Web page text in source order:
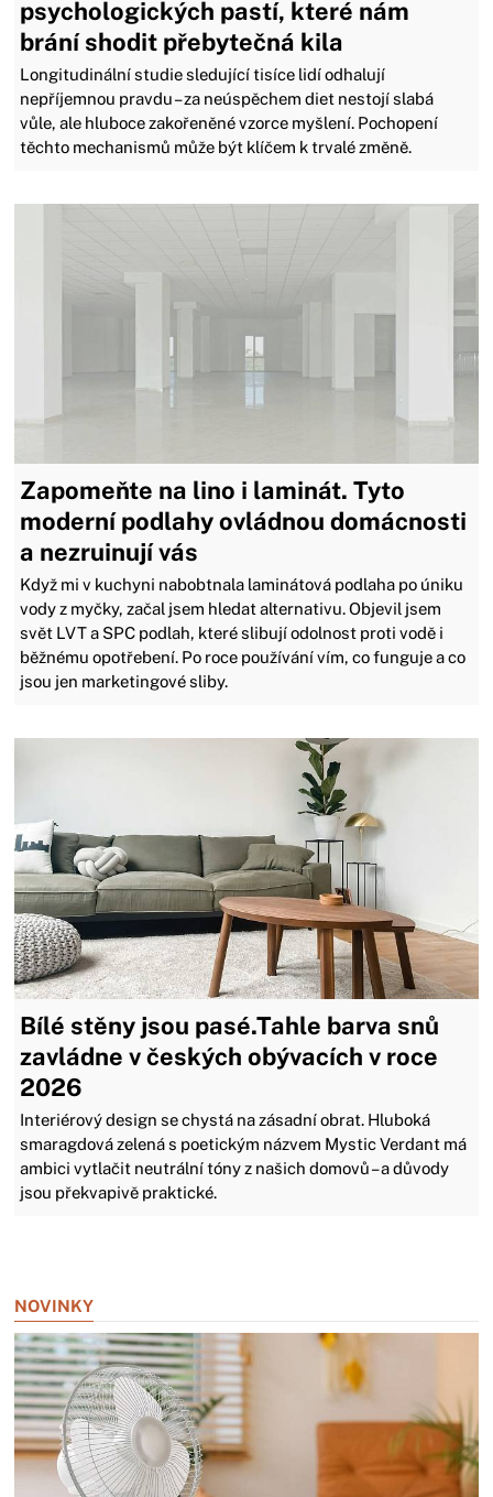
psychologických pastí, které nám
brání shodit přebytečná kila
Longitudinální studie sledující tisíce lidí odhalují
nepříjemnou pravdu – za neúspěchem diet nestojí slabá
vůle, ale hluboce zakořeněné vzorce myšlení. Pochopení
těchto mechanismů může být klíčem k trvalé změně.
Zapomeňte na lino i laminát. Tyto
moderní podlahy ovládnou domácnosti
a nezruinují vás
Když mi v kuchyni nabobtnala laminátová podlaha po úniku
vody z myčky, začal jsem hledat alternativu. Objevil jsem
svět LVT a SPC podlah, které slibují odolnost proti vodě i
běžnému opotřebení. Po roce používání vím, co funguje a co
jsou jen marketingové sliby.
Bílé stěny jsou pasé.Tahle barva snů
zavládne v českých obývacích v roce
2026
Interiérový design se chystá na zásadní obrat. Hluboká
smaragdová zelená s poetickým názvem Mystic Verdant má
ambici vytlačit neutrální tóny z našich domovů – a důvody
jsou překvapivě praktické.
NOVINKY